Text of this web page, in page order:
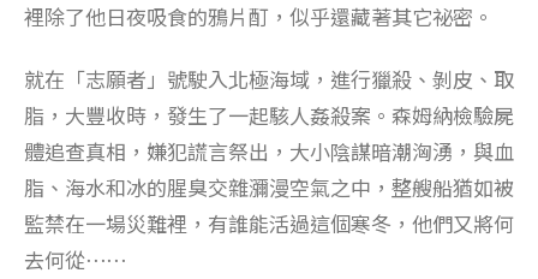
裡除了他日夜吸食的鴉片酊，似乎還藏著其它祕密。
就在「志願者」號駛入北極海域，進行獵殺、剝皮、取
脂，大豐收時，發生了一起駭人姦殺案。森姆納檢驗屍
體追查真相，嫌犯謊言祭出，大小陰謀暗潮洶湧，與血
脂、海水和冰的腥臭交雜瀰漫空氣之中，整艘船猶如被
監禁在一場災難裡，有誰能活過這個寒冬，他們又將何
去何從⋯⋯